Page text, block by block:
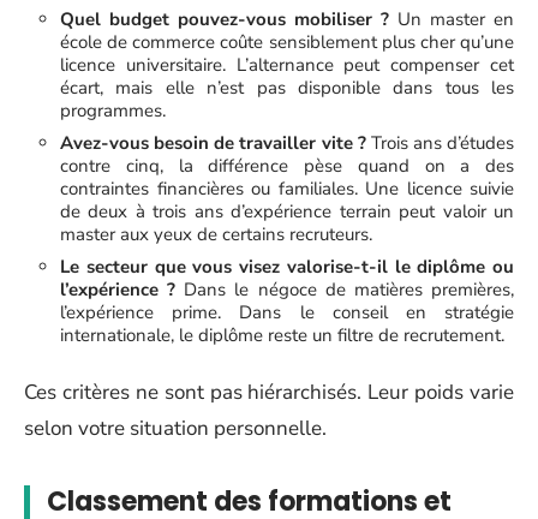
Quel budget pouvez-vous mobiliser ? Un master en
école de commerce coûte sensiblement plus cher qu’une
licence universitaire. L’alternance peut compenser cet
écart, mais elle n’est pas disponible dans tous les
programmes.
Avez-vous besoin de travailler vite ?Trois ans d’études
contre cinq, la différence pèse quand on a des
contraintes financières ou familiales. Une licence suivie
de deux à trois ans d’expérience terrain peut valoir un
master aux yeux de certains recruteurs.
Le secteur que vous visez valorise-t-il le diplôme ou
l’expérience ? Dans le négoce de matières premières,
l’expérience prime. Dans le conseil en stratégie
internationale, le diplôme reste un filtre de recrutement.
Ces critères ne sont pas hiérarchisés. Leur poids varie
selon votre situation personnelle.
Classement des formations et